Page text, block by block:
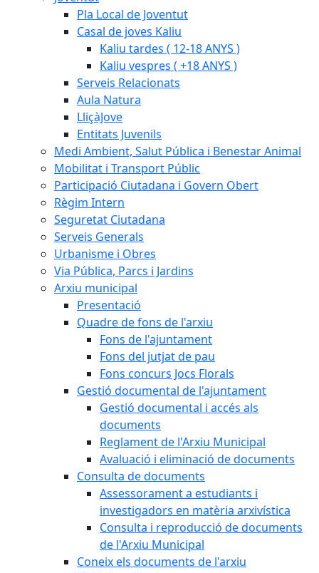
Pla Local de Joventut
Casal de joves Kaliu
Kaliu tardes ( 12-18 ANYS )
Kaliu vespres ( +18 ANYS )
Serveis Relacionats
Aula Natura
LliçàJove
Entitats Juvenils
Medi Ambient, Salut Pública i Benestar Animal
Mobilitat i Transport Públic
Participació Ciutadana i Govern Obert
Règim Intern
Seguretat Ciutadana
Serveis Generals
Urbanisme i Obres
Via Pública, Parcs i Jardins
Arxiu municipal
Presentació
Quadre de fons de l'arxiu
Fons de l'ajuntament
Fons del jutjat de pau
Fons concurs Jocs Florals
Gestió documental de l'ajuntament
Gestió documental i accés als
documents
Reglament de l'Arxiu Municipal
Avaluació i eliminació de documents
Consulta de documents
Assessorament a estudiants i
investigadors en matèria arxivística
Consulta i reproducció de documents
de l'Arxiu Municipal
Coneix els documents de l'arxiu